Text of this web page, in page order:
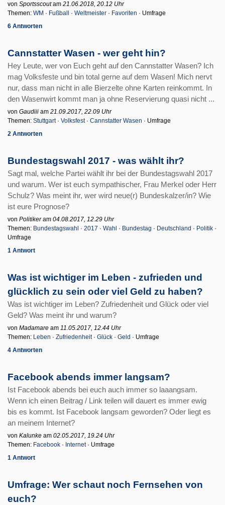
von Sportsscoutam 21.06.2018, 20.12 Uhr
Themen: WM · Fußball · Weltmeister · Favoriten · Umfrage
6 Antworten
Cannstatter Wasen - wer geht hin?
Hey Leute, wer von Euch geht auf den Cannstatter Wasen? Ich
mag Volksfeste und bin total gerne auf dem Wasen! Mich nervt
nur, dass man nicht in alle Bierzelte ohne Karten reinkommt. In
den Wasenwirt kommt man ja ohne Reservierung quasi nicht ...
von Gaudiii am 21.09.2017, 22.09 Uhr
Themen: Stuttgart· Volksfest· Cannstatter Wasen · Umfrage
2 Antworten
Bundestagswahl 2017 - was wählt ihr?
Sagt mal, welche Partei wählt ihr bei der Bundestagswahl 2017
und warum. Wer ist euch sympathischer, Frau Merkel oder Herr
Schulz? Was meint ihr, wer wird neue(r) Bundeskalzer/in? Wie
ist eure Prognose?
von Politikeram 04.08.2017, 12.29 Uhr
Themen: Bundestagswahl · 2017 · Wahl · Bundestag · Deutschland · Politik ·
Umfrage
1 Antwort
Was ist wichtiger im Leben - zufrieden und
glücklich zu sein oder viel Geld zu haben?
Was ist wichtiger im Leben? Zufriedenheit und Glück oder viel
Geld? Was meint ihr und warum?
von Madamare am 11.05.2017, 12.44 Uhr
Themen: Leben · Zufriedenheit· Glück · Geld · Umfrage
4 Antworten
Facebook abends immer langsam?
Ist Facebook abends bei euch auch immer so laaangsam.
Wenn ich einen Beitrag / Link teilen will dauert es immer ewig
bis es kommt. Ist Facebook langsam geworden? Oder liegt es
an meinem Internet?
von Kalunke am 02.05.2017, 19.24 Uhr
Themen: Facebook · Internet· Umfrage
1 Antwort
Umfrage: Wer schaut noch Fernsehen von
euch?